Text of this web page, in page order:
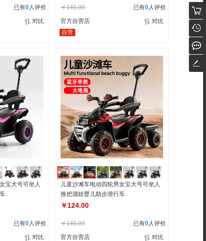
已有0人评价
对比
￥145.00 已有0人评价
官方自营店
对比
自营
宝大号可坐人
已有0人评价
对比
儿童沙滩车电动四轮男女宝大号可坐人
推把溜娃婴儿助步滑行车
￥124.00
￥145.00 已有0人评价
官方自营店
对比